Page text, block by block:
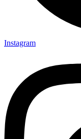
Instagram